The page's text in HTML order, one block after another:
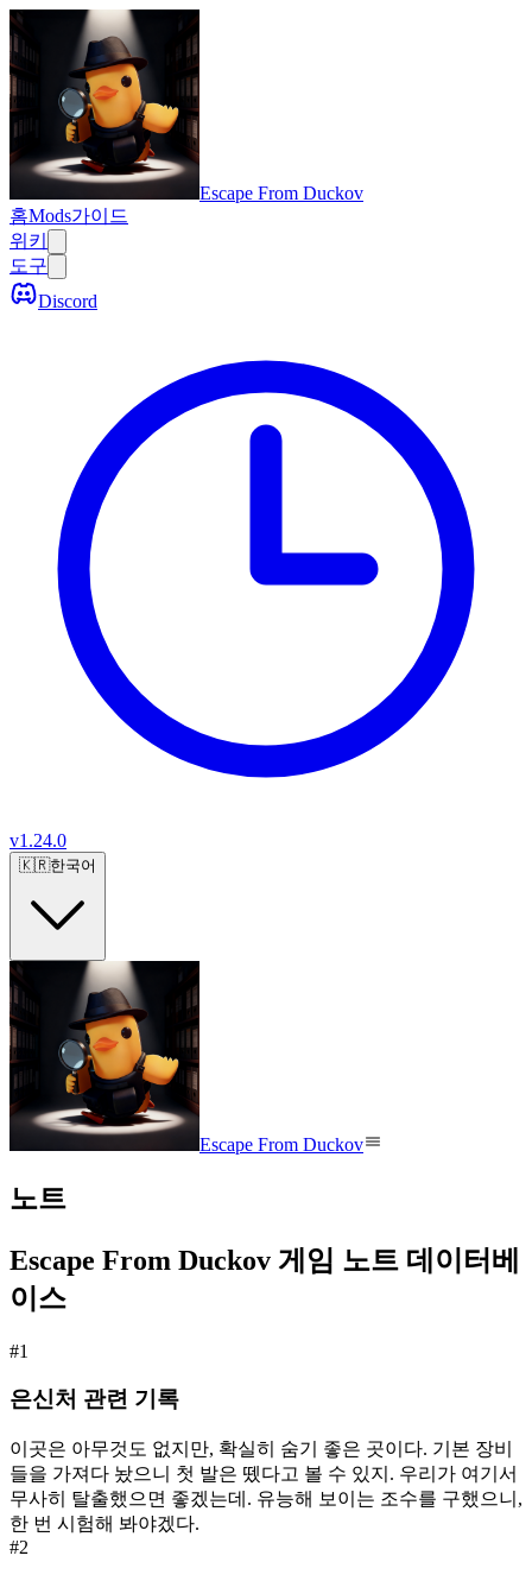
Escape From Duckov
홈Mods가이드
위키
도구
Discord
v1.24.0
🇰🇷한국어
Escape From Duckov
노트
Escape From Duckov 게임 노트 데이터베
이스
#1
은신처 관련 기록
이곳은 아무것도 없지만, 확실히 숨기 좋은 곳이다. 기본 장비
들을 가져다 놨으니 첫 발은 뗐다고 볼 수 있지. 우리가 여기서
무사히 탈출했으면 좋겠는데. 유능해 보이는 조수를 구했으니,
한 번 시험해 봐야겠다.
#2